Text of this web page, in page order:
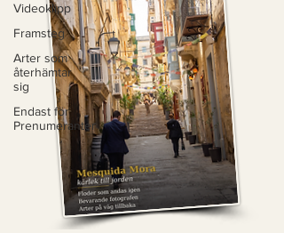
Videoklipp
Framsteg
Arter som
återhämtar
sig
Endast för
Prenumeranter